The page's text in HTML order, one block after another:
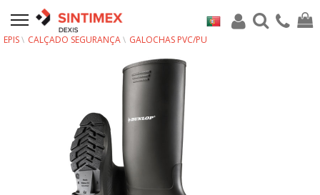
EPIS CALÇADO SEGURANÇA GALOCHAS PVC/PU